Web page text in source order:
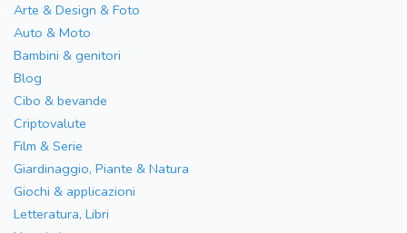
Arte & Design & Foto
Auto & Moto
Bambini & genitori
Blog
Cibo & bevande
Criptovalute
Film & Serie
Giardinaggio, Piante & Natura
Giochi & applicazioni
Letteratura, Libri